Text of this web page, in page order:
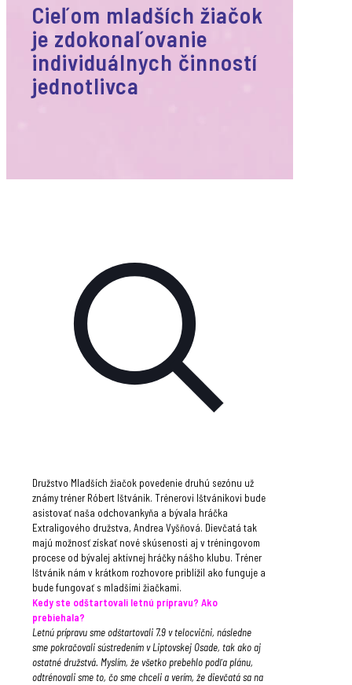
Cieľom mladších žiačok
je zdokonaľovanie
individuálnych činností
jednotlivca
Družstvo Mladších žiačok povedenie druhú sezónu už
známy tréner Róbert Ištvánik. Trénerovi Ištvánikovi bude
asistovať naša odchovankyňa a bývala hráčka
Extraligového družstva, Andrea Vyšňová. Dievčatá tak
majú možnosť získať nové skúsenosti aj v tréningovom
procese od bývalej aktívnej hráčky nášho klubu. Tréner
Ištvánik nám v krátkom rozhovore priblížil ako funguje a
bude fungovať s mladšími žiačkami.
Kedy ste odštartovali letnú prípravu? Ako
prebiehala?
Letnú prípravu sme odštartovali 7.9 v telocvični, následne
sme pokračovali sústredením v Liptovskej Osade, tak ako aj
ostatné družstvá. Myslím, že všetko prebehlo podľa plánu,
odtrénovali sme to, čo sme chceli a verím, že dievčatá sa na